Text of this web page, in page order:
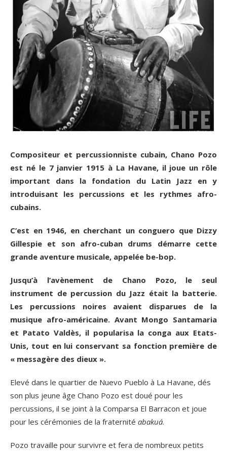
Compositeur et percussionniste cubain, Chano Pozo
est né le 7 janvier 1915 à La Havane, il joue un rôle
important dans la fondation du Latin Jazz en y
introduisant les percussions et les rythmes afro-
cubains.
C’est en 1946, en cherchant un conguero que Dizzy
Gillespie et son afro-cuban drums démarre cette
grande aventure musicale, appelée be-bop.
Jusqu’à l’avènement de Chano Pozo, le seul
instrument de percussion du Jazz était la batterie.
Les percussions noires avaient disparues de la
musique afro-américaine. Avant Mongo Santamaria
et Patato Valdès, il popularisa la conga aux Etats-
Unis, tout en lui conservant sa fonction première de
« messagère des dieux ».
Elevé dans le quartier de Nuevo Pueblo à La Havane, dés
son plus jeune âge Chano Pozo est doué pour les
percussions, il se joint à la Comparsa El Barracon et joue
pour les cérémonies de la fraternité abakuá.
Pozo travaille pour survivre et fera de nombreux petits